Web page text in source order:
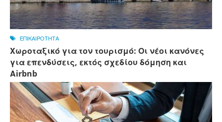
ΕΠΙΚΑΙΡΟΤΗΤΑ
Χωροταξικό για τον τουρισμό: Οι νέοι κανόνες
για επενδύσεις, εκτός σχεδίου δόμηση και
Αirbnb